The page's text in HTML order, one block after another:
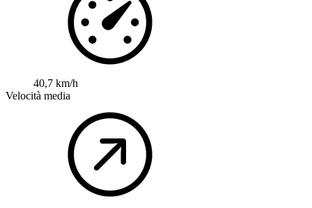
40,7 km/h
Velocità media